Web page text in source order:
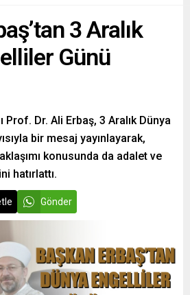
3 Aralık
Günü
Prof. Dr. Ali Erbaş, 3 Aralık Dünya
bir mesaj yayınlayarak,
konusunda da adalet ve
hatırlattı.
Gönder